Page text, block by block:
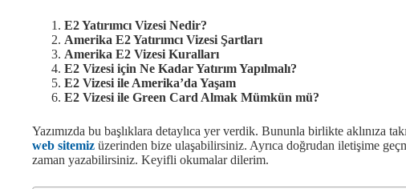
E2 Yatırımcı Vizesi Nedir?
Amerika E2 Yatırımcı Vizesi Şartları
Amerika E2 Vizesi Kuralları
E2 Vizesi için Ne Kadar Yatırım Yapılmalı?
E2 Vizesi ile Amerika’da Yaşam
E2 Vizesi ile Green Card Almak Mümkün mü?
Yazımızda bu başlıklara detaylıca yer verdik. Bununla birlikte aklınıza
web sitemiz üzerinden bize ulaşabilirsiniz. Ayrıca doğrudan iletişime
zaman yazabilirsiniz. Keyifli okumalar dilerim.